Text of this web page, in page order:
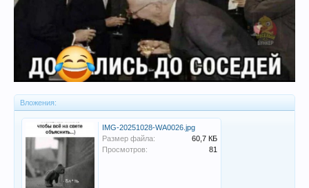
Вложения:
IMG-20251028-WA0026.jpg
Размер файла:
60,7 КБ
Просмотров:
81